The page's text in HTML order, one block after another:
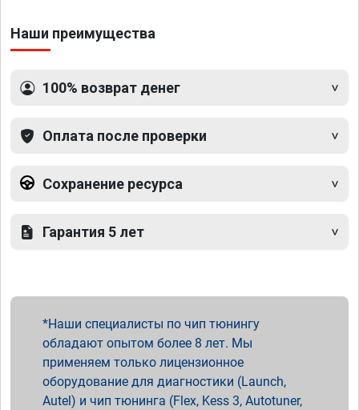
Наши преимущества
100% возврат денег
Оплата после проверки
Сохранение ресурса
Гарантия 5 лет
Наши специалисты по чип тюнингу
обладают опытом более 8 лет. Мы
применяем только лицензионное
оборудование для диагностики (Launch,
Autel) и чип тюнинга (Flex, Kess 3, Autotuner,